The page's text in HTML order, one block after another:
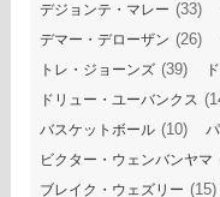
デジョンテ・マレー (33)
デマー・デローザン (26)
トレ・ジョーンズ (39)
ドリュー・ユーバンクス
バスケットボール (10)
ビクター・ウェンバンヤマ
ブレイク・ウェズリー (15)